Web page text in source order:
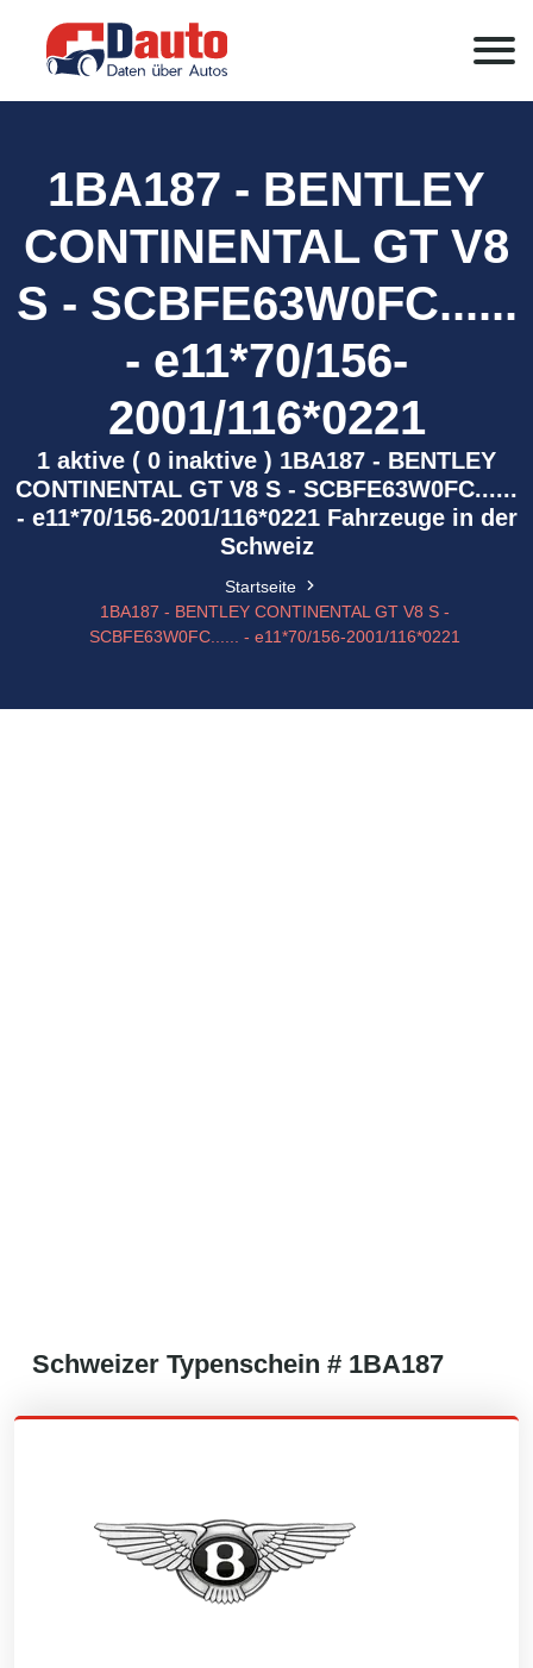
1BA187 - BENTLEY
CONTINENTAL GT V8
S - SCBFE63W0FC......
- e11*70/156-
2001/116*0221
1 aktive ( 0 inaktive ) 1BA187 - BENTLEY
CONTINENTAL GT V8 S - SCBFE63W0FC......
- e11*70/156-2001/116*0221 Fahrzeuge in der
Schweiz
Startseite
1BA187 - BENTLEY CONTINENTAL GT V8 S -
SCBFE63W0FC...... - e11*70/156-2001/116*0221
Schweizer Typenschein # 1BA187